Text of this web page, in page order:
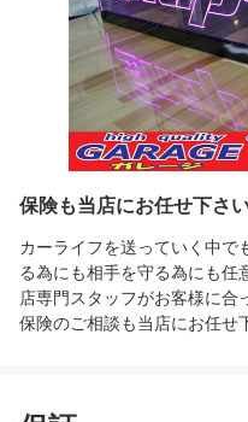
保険も当店にお任せ下さ
カーライフを送っていく中で
る為にも相手を守る為にも任
店専門スタッフがお客様に合
保険のご相談も当店にお任せ